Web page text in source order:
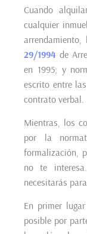
Cuando
cualquier
29/1994 de
en 1995; y
escrito entre
contrato verbal.
Mientras, los
por la
formalización,
no te
necesitarás
En primer
posible por